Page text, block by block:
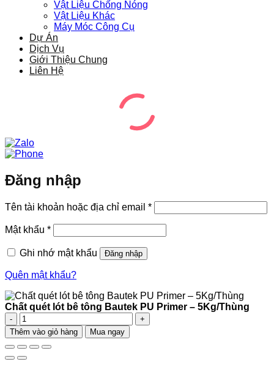
Vật Liệu Chống Nóng
Vật Liệu Khác
Máy Móc Công Cụ
Dự Án
Dịch Vụ
Giới Thiệu Chung
Liên Hệ
Đăng nhập
Tên tài khoản hoặc địa chỉ email *Bắt
buộc
Mật khẩu *Bắt
buộc
Ghi nhớ mật khẩu
Đăng nhập
Quên mật khẩu?
Chất quét lót bê tông Bautek PU Primer – 5Kg/Thùng
Chất
quét
lót
bê
tông
Thêm vào giỏ hàng Mua ngay